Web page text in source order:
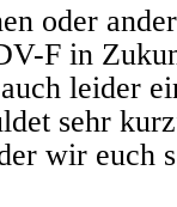
oder
F in
leider
sehr
wir euch